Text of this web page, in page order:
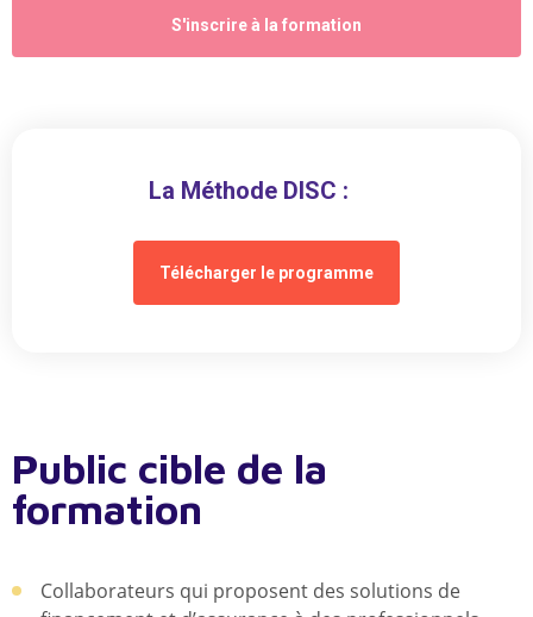
S'inscrire à la formation
La Méthode DISC :
Télécharger le programme
Public cible de la
formation
Collaborateurs qui proposent des solutions de